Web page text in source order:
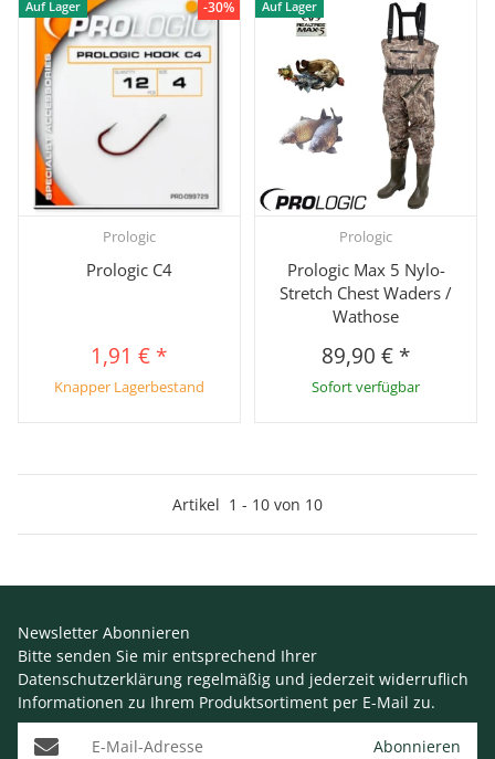
Auf Lager -30%
Prologic
Prologic C4
1,91 € *
Knapper Lagerbestand
Auf Lager
Prologic
Prologic Max 5 Nylo-
Stretch Chest Waders /
Wathose
89,90 € *
Sofort verfügbar
Artikel 1 - 10 von 10
Newsletter Abonnieren
Bitte senden Sie mir entsprechend Ihrer
Datenschutzerklärung regelmäßig und jederzeit widerruflich
Informationen zu Ihrem Produktsortiment per E-Mail zu.
E-Mail-Adresse Abonnieren